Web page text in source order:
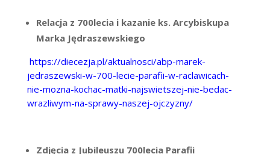
Relacja z 700lecia i kazanie ks. Arcybiskupa
Marka Jędraszewskiego
https://diecezja.pl/aktualnosci/abp-marek-
jedraszewski-w-700-lecie-parafii-w-raclawicach-
nie-mozna-kochac-matki-najswietszej-nie-bedac-
wrazliwym-na-sprawy-naszej-ojczyzny/
Zdjęcia z Jubileuszu 700lecia Parafii